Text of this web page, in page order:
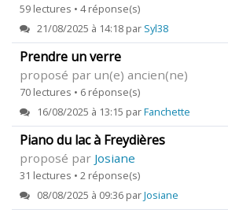
59 lectures • 4 réponse(s)
21/08/2025 à 14:18 par Syl38
Prendre un verre
proposé par un(e) ancien(ne)
70 lectures • 6 réponse(s)
16/08/2025 à 13:15 parFanchette
Piano du lac à Freydières
proposé par Josiane
31 lectures • 2 réponse(s)
08/08/2025 à 09:36 parJosiane